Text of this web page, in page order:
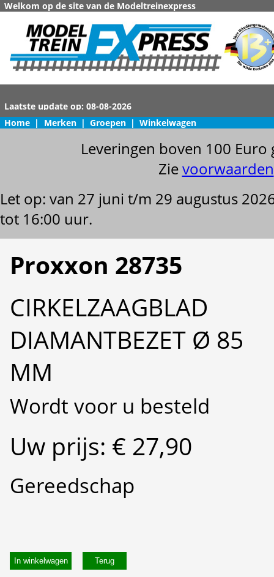
Welkom op de site van de Modeltreinexpress
Home | Merken | Groepen | Winkelwagen
Leveringen boven 100
Zievoorwaarden
Let op: van 27 juni t/m 29 augustus
tot 16:00 uur.
Proxxon 28735
CIRKELZAAGBLAD
DIAMANTBEZET Ø 85
MM
Wordt voor u besteld
Uw prijs: € 27,90
Gereedschap
In winkelwagen